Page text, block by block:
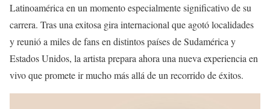
Latinoamérica en un momento especialmente significativo de su
carrera. Tras una exitosa gira internacional que agotó localidades
y reunió a miles de fans en distintos países de Sudamérica y
Estados Unidos, la artista prepara ahora una nueva experiencia en
vivo que promete ir mucho más allá de un recorrido de éxitos.